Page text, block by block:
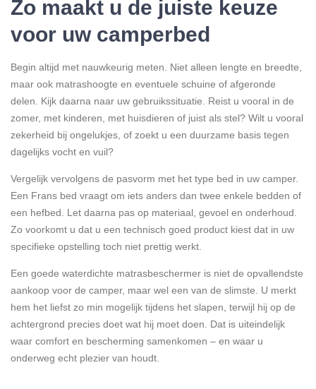
Zo maakt u de juiste keuze
voor uw camperbed
Begin altijd met nauwkeurig meten. Niet alleen lengte en breedte,
maar ook matrashoogte en eventuele schuine of afgeronde
delen. Kijk daarna naar uw gebruikssituatie. Reist u vooral in de
zomer, met kinderen, met huisdieren of juist als stel? Wilt u vooral
zekerheid bij ongelukjes, of zoekt u een duurzame basis tegen
dagelijks vocht en vuil?
Vergelijk vervolgens de pasvorm met het type bed in uw camper.
Een Frans bed vraagt om iets anders dan twee enkele bedden of
een hefbed. Let daarna pas op materiaal, gevoel en onderhoud.
Zo voorkomt u dat u een technisch goed product kiest dat in uw
specifieke opstelling toch niet prettig werkt.
Een goede waterdichte matrasbeschermer is niet de opvallendste
aankoop voor de camper, maar wel een van de slimste. U merkt
hem het liefst zo min mogelijk tijdens het slapen, terwijl hij op de
achtergrond precies doet wat hij moet doen. Dat is uiteindelijk
waar comfort en bescherming samenkomen – en waar u
onderweg echt plezier van houdt.